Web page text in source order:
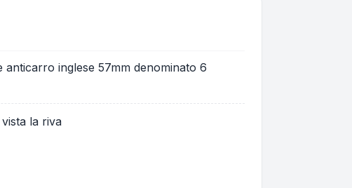
inglese 57mm denominato 6
la riva